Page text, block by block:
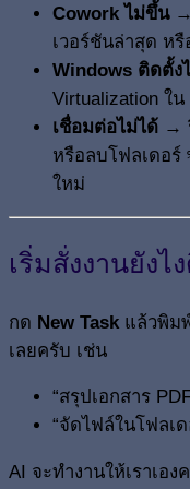
Cowork ไม่ขึ้น→
เวอร์ชันล่าสุด ห
Windows ติดตั้ง
Virtualization ใน
เชื่อมต่อไม่ได้ →
หรือลบโฟลเดอร์
ใหม่
เริ่มสั่งงานยังไ
กด New Task แล้วพิม
เลยครับ เช่น
“สรุปเอกสาร
“จัดไฟล์ในโฟลเ
AI จะทำงานให้เราเอ